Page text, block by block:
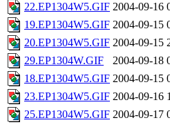
22.EP1304W5.GIF 2004-09-16
19.EP1304W5.GIF 2004-09-15
20.EP1304W5.GIF 2004-09-15
29.EP1304W.GIF
2004-09-18
18.EP1304W5.GIF 2004-09-15
23.EP1304W5.GIF 2004-09-16
25.EP1304W5.GIF 2004-09-17